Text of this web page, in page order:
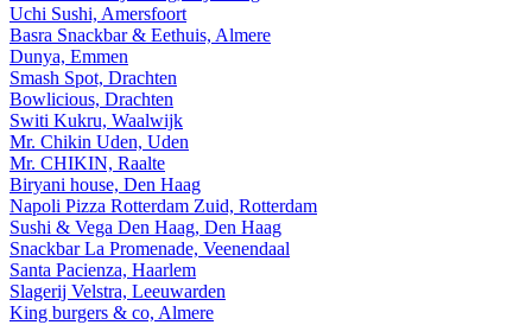
Uchi Sushi, Amersfoort
Basra Snackbar & Eethuis, Almere
Dunya, Emmen
Smash Spot, Drachten
Bowlicious, Drachten
Switi Kukru, Waalwijk
Mr. Chikin Uden, Uden
Mr. CHIKIN, Raalte
Biryani house, Den Haag
Napoli Pizza Rotterdam Zuid, Rotterdam
Sushi & Vega Den Haag, Den Haag
Snackbar La Promenade, Veenendaal
Santa Pacienza, Haarlem
Slagerij Velstra, Leeuwarden
King burgers & co, Almere